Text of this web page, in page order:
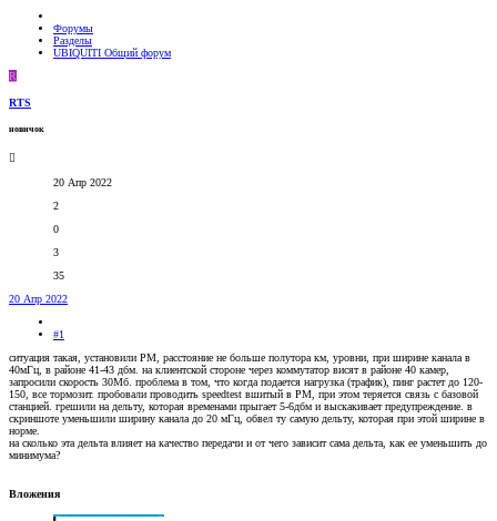
Форумы
Разделы
UBIQUITI Общий форум
R
RTS
новичок
20 Апр 2022
2
0
3
35
20 Апр 2022
#1
ситуация такая, установили РМ, расстояние не больше полутора км, уровни, при ширине канала в
40мГц, в районе 41-43 дбм. на клиентской стороне через коммутатор висят в районе 40 камер,
запросили скорость 30Мб. проблема в том, что когда подается нагрузка (трафик), пинг растет до 120-
150, все тормозит. пробовали проводить speedtest вшитый в РМ, при этом теряется связь с базовой
станцией. грешили на дельту, которая временами прыгает 5-6дбм и выскакивает предупреждение. в
скриншоте уменьшили ширину канала до 20 мГц, обвел ту самую дельту, которая при этой ширине в
норме.
на сколько эта дельта влияет на качество передачи и от чего зависит сама дельта, как ее уменьшить до
минимума?
Вложения